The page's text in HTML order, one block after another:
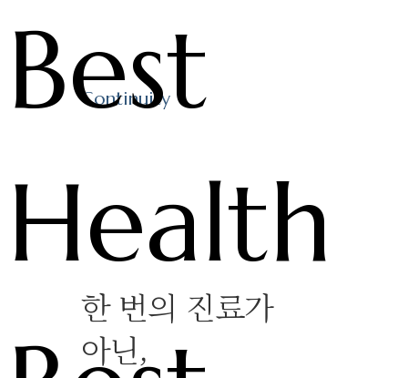
Continuity
한 번의 진료가
아닌,
Best
Health